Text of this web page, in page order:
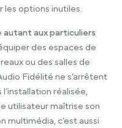
les options inutiles.
autant aux particuliers
des espaces de
ou des salles de
Fidélité ne s’arrêtent
réalisée,
utilisateur maîtrise son
multimédia, c’est aussi